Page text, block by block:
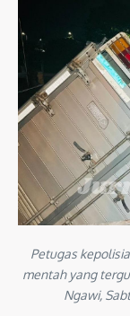
Petugas
mentah yang
Ngawi,